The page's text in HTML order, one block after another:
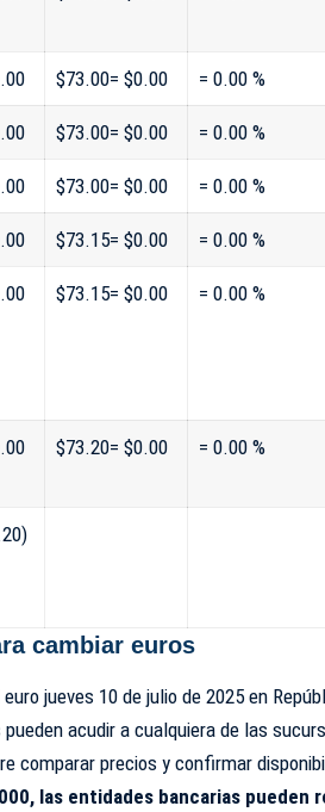
$73.00= $0.00 = 0.00 %
$73.00= $0.00 = 0.00 %
$73.00= $0.00 = 0.00 %
$73.15= $0.00 = 0.00 %
$73.15= $0.00 = 0.00 %
$73.20= $0.00 = 0.00 %
cambiar euros
jueves 10 de julio de 2025 en
acudir a cualquiera de las
comparar precios y confirmar
las entidades bancarias pueden